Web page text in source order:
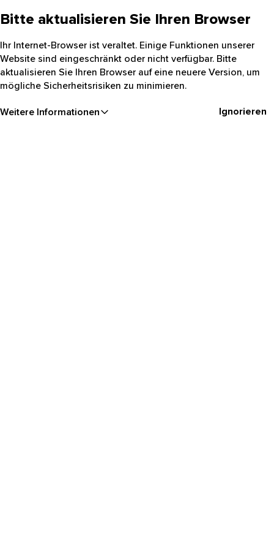
Bitte aktualisieren Sie Ihren Browser
Ihr Internet-Browser ist veraltet. Einige Funktionen unserer
Website sind eingeschränkt oder nicht verfügbar. Bitte
aktualisieren Sie Ihren Browser auf eine neuere Version, um
mögliche Sicherheitsrisiken zu minimieren.
Weitere Informationen Ignorieren